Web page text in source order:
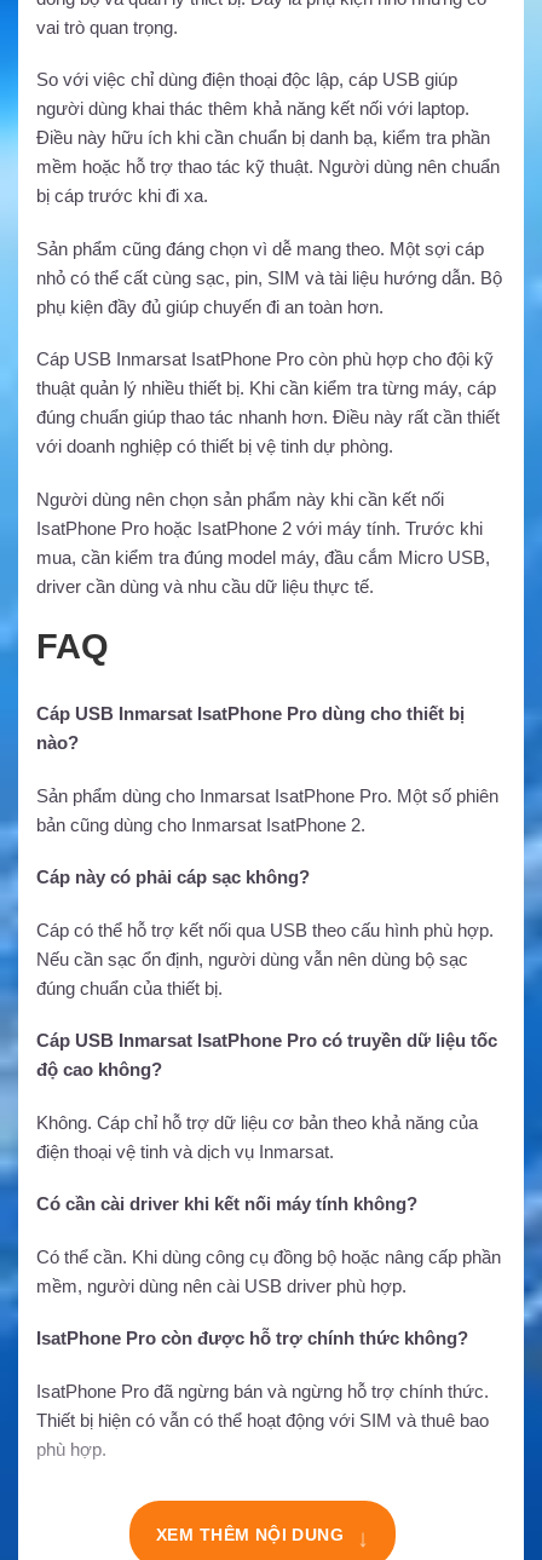
vai trò quan trọng.
So với việc chỉ dùng điện thoại độc lập, cáp USB giúp
người dùng khai thác thêm khả năng kết nối với laptop.
Điều này hữu ích khi cần chuẩn bị danh bạ, kiểm tra phần
mềm hoặc hỗ trợ thao tác kỹ thuật. Người dùng nên chuẩn
bị cáp trước khi đi xa.
Sản phẩm cũng đáng chọn vì dễ mang theo. Một sợi cáp
nhỏ có thể cất cùng sạc, pin, SIM và tài liệu hướng dẫn. Bộ
phụ kiện đầy đủ giúp chuyến đi an toàn hơn.
Cáp USB Inmarsat IsatPhone Pro còn phù hợp cho đội kỹ
thuật quản lý nhiều thiết bị. Khi cần kiểm tra từng máy, cáp
đúng chuẩn giúp thao tác nhanh hơn. Điều này rất cần thiết
với doanh nghiệp có thiết bị vệ tinh dự phòng.
Người dùng nên chọn sản phẩm này khi cần kết nối
IsatPhone Pro hoặc IsatPhone 2 với máy tính. Trước khi
mua, cần kiểm tra đúng model máy, đầu cắm Micro USB,
driver cần dùng và nhu cầu dữ liệu thực tế.
FAQ
Cáp USB Inmarsat IsatPhone Pro dùng cho thiết bị
nào?
Sản phẩm dùng cho Inmarsat IsatPhone Pro. Một số phiên
bản cũng dùng cho Inmarsat IsatPhone 2.
Cáp này có phải cáp sạc không?
Cáp có thể hỗ trợ kết nối qua USB theo cấu hình phù hợp.
Nếu cần sạc ổn định, người dùng vẫn nên dùng bộ sạc
đúng chuẩn của thiết bị.
Cáp USB Inmarsat IsatPhone Pro có truyền dữ liệu tốc
độ cao không?
Không. Cáp chỉ hỗ trợ dữ liệu cơ bản theo khả năng của
điện thoại vệ tinh và dịch vụ Inmarsat.
Có cần cài driver khi kết nối máy tính không?
Có thể cần. Khi dùng công cụ đồng bộ hoặc nâng cấp phần
mềm, người dùng nên cài USB driver phù hợp.
IsatPhone Pro còn được hỗ trợ chính thức không?
IsatPhone Pro đã ngừng bán và ngừng hỗ trợ chính thức.
Thiết bị hiện có vẫn có thể hoạt động với SIM và thuê bao
phù hợp.
XEM THÊM NỘI DUNG ↓